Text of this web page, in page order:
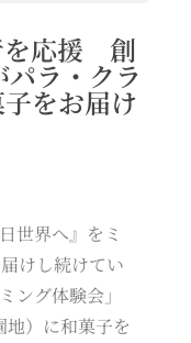
を応援 創
ラ・クラ
をお届け
世界へ』をミ
けし続けてい
ング体験会」
地）に和菓子を